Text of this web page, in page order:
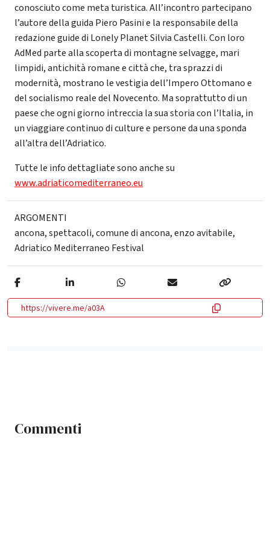
conosciuto come meta turistica. All’incontro partecipano
l’autore della guida Piero Pasini e la responsabile della
redazione guide di Lonely Planet Silvia Castelli. Con loro
AdMed parte alla scoperta di montagne selvagge, mari
limpidi, antichità romane e città che, tra sprazzi di
modernità, mostrano le vestigia dell’Impero Ottomano e
del socialismo reale del Novecento. Ma soprattutto di un
paese che ogni giorno intreccia la sua storia con l’Italia, in
un viaggiare continuo di culture e persone da una sponda
all’altra dell’Adriatico.
Tutte le info dettagliate sono anche su
www.adriaticomediterraneo.eu
ARGOMENTI
ancona,spettacoli,comune di ancona,enzo avitabile,
Adriatico Mediterraneo Festival
https://vivere.me/a03A
Commenti